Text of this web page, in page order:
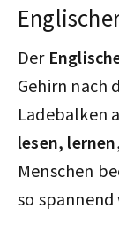
Der
Gehirn nach
Ladebalken
lesen,
Menschen
so spannend